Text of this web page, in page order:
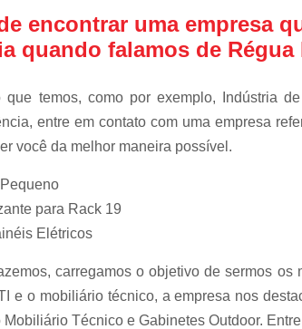
encontrar uma empresa
quando falamos de Régua
que temos, como por exemplo, Indústria
entre em contato com uma empresa
você da melhor maneira possível.
para Rack 19
Elétricos
carregamos o objetivo de sermos
e o mobiliário técnico, a empresa nos
Técnico e Gabinetes Outdoor.